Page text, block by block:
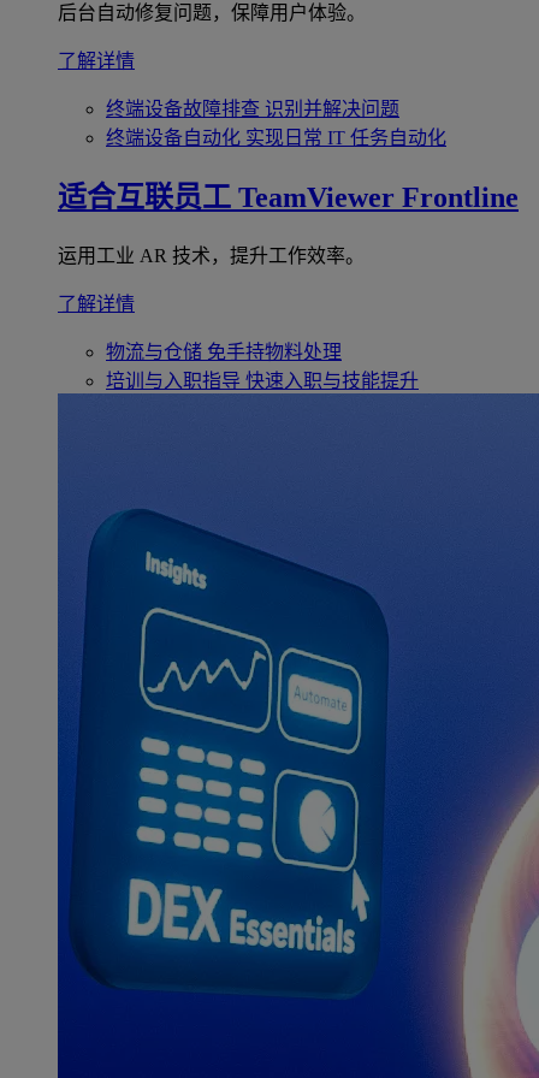
后台自动修复问题，保障用户体验。
了解详情
终端设备故障排查 识别并解决问题
终端设备自动化 实现日常 IT 任务自动化
适合互联员工 TeamViewer Frontline
运用工业 AR 技术，提升工作效率。
了解详情
物流与仓储 免手持物料处理
培训与入职指导 快速入职与技能提升